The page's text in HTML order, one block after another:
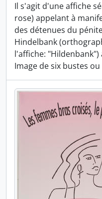
Il s'agit d'une affiche
rose) appelant à
des détenues du
Hindelbank
l'affiche: "Hildenbank")
Image de six bustes